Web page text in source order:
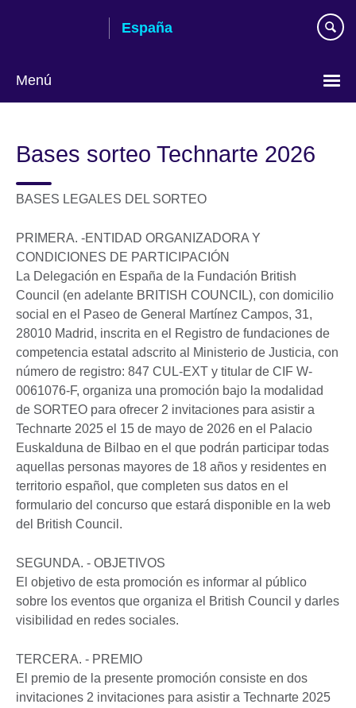
España
Menú
Bases sorteo Technarte 2026
BASES LEGALES DEL SORTEO
PRIMERA. -ENTIDAD ORGANIZADORA Y
CONDICIONES DE PARTICIPACIÓN
La Delegación en España de la Fundación British
Council (en adelante BRITISH COUNCIL), con domicilio
social en el Paseo de General Martínez Campos, 31,
28010 Madrid, inscrita en el Registro de fundaciones de
competencia estatal adscrito al Ministerio de Justicia, con
número de registro: 847 CUL-EXT y titular de CIF W-
0061076-F, organiza una promoción bajo la modalidad
de SORTEO para ofrecer 2 invitaciones para asistir a
Technarte 2025 el 15 de mayo de 2026 en el Palacio
Euskalduna de Bilbao en el que podrán participar todas
aquellas personas mayores de 18 años y residentes en
territorio español, que completen sus datos en el
formulario del concurso que estará disponible en la web
del British Council.
SEGUNDA. - OBJETIVOS
El objetivo de esta promoción es informar al público
sobre los eventos que organiza el British Council y darles
visibilidad en redes sociales.
TERCERA. - PREMIO
El premio de la presente promoción consiste en dos
invitaciones 2 invitaciones para asistir a Technarte 2025